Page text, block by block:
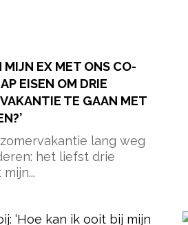
MIJN EX MET ONS CO-
EISEN OM DRIE
TE GAAN MET
zomervakantie lang weg
het liefst drie